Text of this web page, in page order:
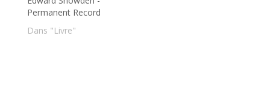
Permanent Record
Dans "Livre"